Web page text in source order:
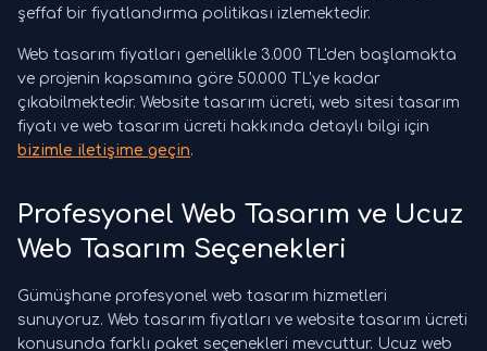
şeffaf bir fiyatlandırma politikası izlemektedir.
Web tasarım fiyatları genellikle 3.000 TL'den başlamakta
ve projenin kapsamına göre 50.000 TL'ye kadar
çıkabilmektedir. Website tasarım ücreti, web sitesi tasarım
fiyatı ve web tasarım ücreti hakkında detaylı bilgi için
bizimle iletişime geçin.
Profesyonel Web Tasarım ve Ucuz
Web Tasarım Seçenekleri
Gümüşhane profesyonel web tasarım hizmetleri
sunuyoruz. Web tasarım fiyatları ve website tasarım ücreti
konusunda farklı paket seçenekleri mevcuttur. Ucuz web